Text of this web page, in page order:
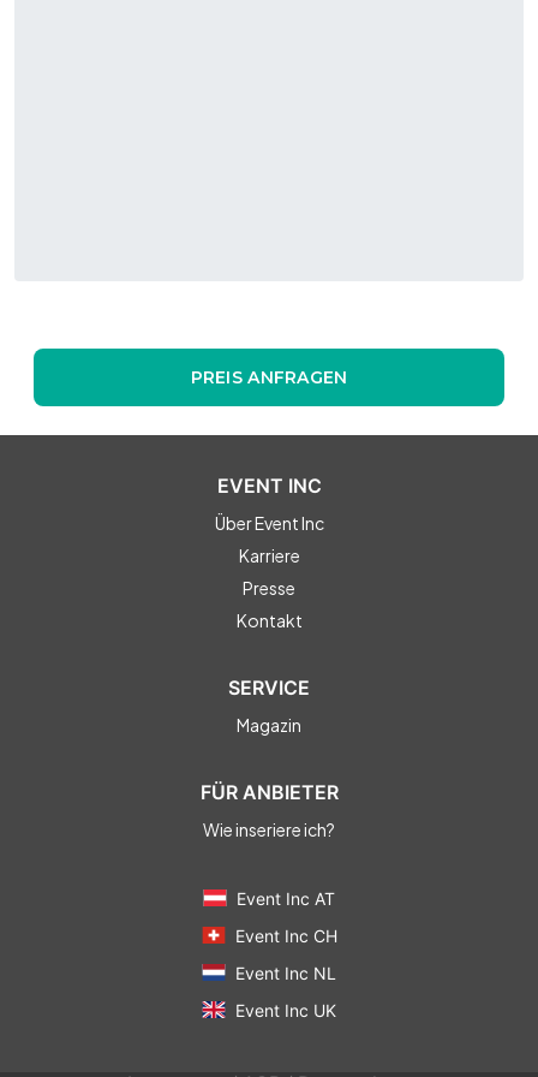
PREIS ANFRAGEN
EVENT INC
Über Event Inc
Karriere
Presse
Kontakt
SERVICE
Magazin
FÜR ANBIETER
Wie inseriere ich?
Event Inc AT
Event Inc CH
Event Inc NL
Event Inc UK